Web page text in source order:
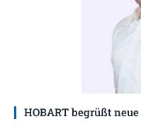
HOBART begrüßt